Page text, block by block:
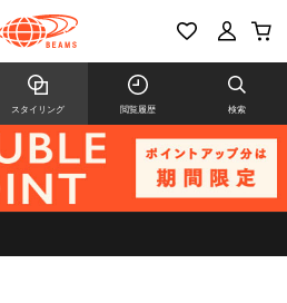
スタイリング 閲覧履歴 検索